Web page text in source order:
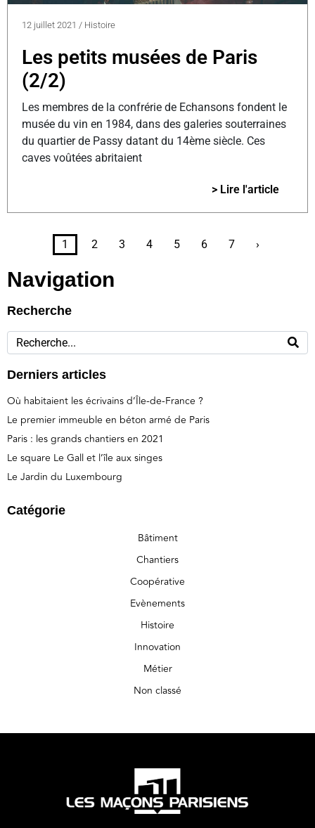
12 juillet 2021 / Histoire
Les petits musées de Paris
(2/2)
Les membres de la confrérie de Echansons fondent le
musée du vin en 1984, dans des galeries souterraines
du quartier de Passy datant du 14ème siècle. Ces
caves voûtées abritaient
> Lire l'article
1 2 3 4 5 6 7 ›
Navigation
Recherche
Derniers articles
Où habitaient les écrivains d’Île-de-France ?
Le premier immeuble en béton armé de Paris
Paris : les grands chantiers en 2021
Le square Le Gall et l’île aux singes
Le Jardin du Luxembourg
Catégorie
Bâtiment
Chantiers
Coopérative
Evènements
Histoire
Innovation
Métier
Non classé